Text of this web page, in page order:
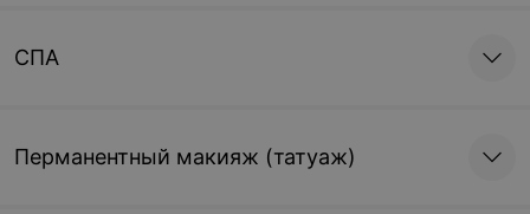
СПА
Перманентный макияж (татуаж)